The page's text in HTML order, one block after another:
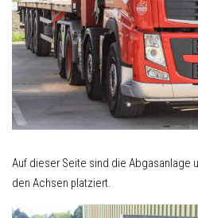
Auf dieser Seite sind die Abgasanlage
den Achsen platziert.